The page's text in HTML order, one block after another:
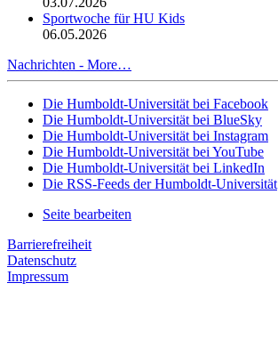
Sportwoche für HU Kids
06.05.2026
Nachrichten - More…
Die Humboldt-Universität bei Facebook
Die Humboldt-Universität bei BlueSky
Die Humboldt-Universität bei Instagram
Die Humboldt-Universität bei YouTube
Die Humboldt-Universität bei LinkedIn
Die RSS-Feeds der Humboldt-Universität
Seite bearbeiten
Barrierefreiheit
Datenschutz
Impressum